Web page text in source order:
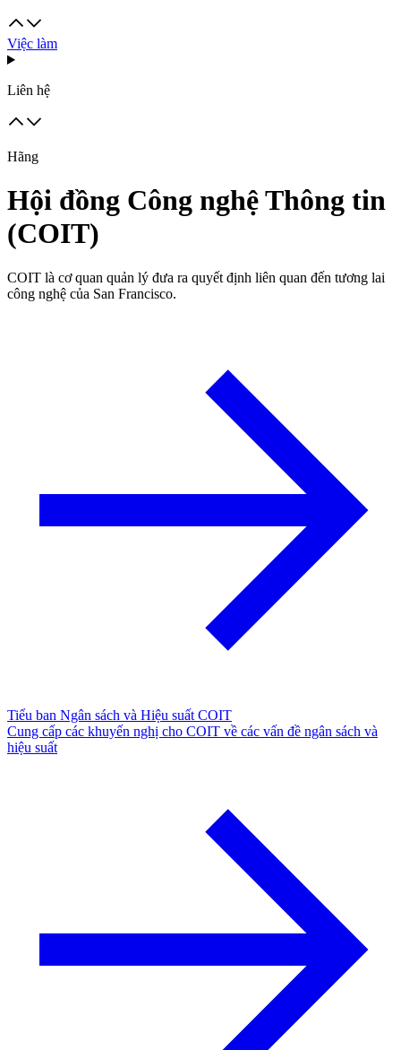
Việc làm
Liên hệ
Hãng
Hội đồng Công nghệ Thông tin
(COIT)
COIT là cơ quan quản lý đưa ra quyết định liên quan đến tương lai
công nghệ của San Francisco.
Tiểu ban Ngân sách và Hiệu suất COIT
Cung cấp các khuyến nghị cho COIT về các vấn đề ngân sách và
hiệu suất